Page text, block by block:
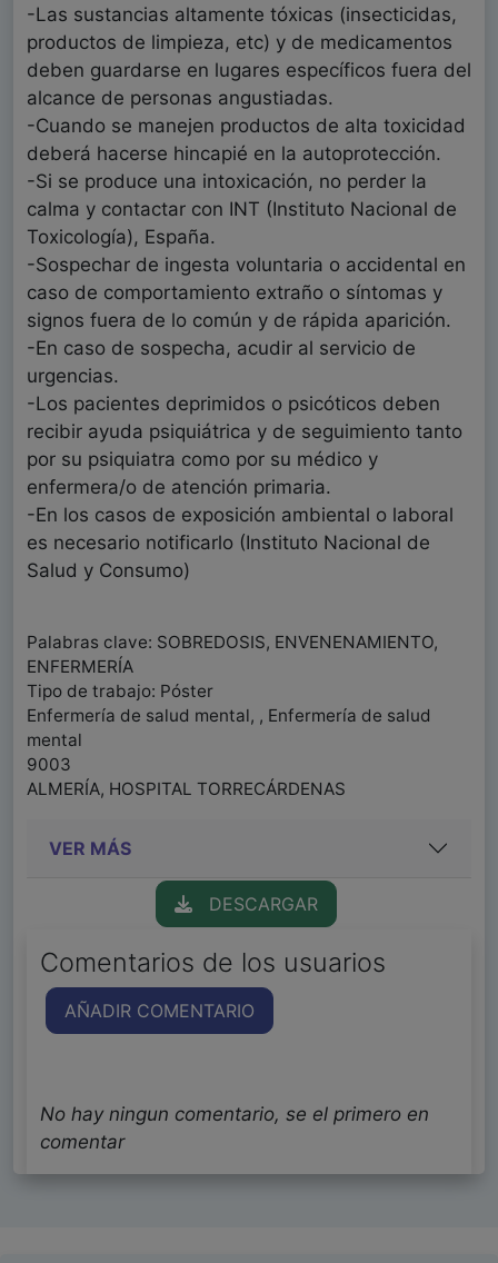
-Las sustancias altamente tóxicas (insecticidas,
productos de limpieza, etc) y de medicamentos
deben guardarse en lugares específicos fuera del
alcance de personas angustiadas.
-Cuando se manejen productos de alta toxicidad
deberá hacerse hincapié en la autoprotección.
-Si se produce una intoxicación, no perder la
calma y contactar con INT (Instituto Nacional de
Toxicología), España.
-Sospechar de ingesta voluntaria o accidental en
caso de comportamiento extraño o síntomas y
signos fuera de lo común y de rápida aparición.
-En caso de sospecha, acudir al servicio de
urgencias.
-Los pacientes deprimidos o psicóticos deben
recibir ayuda psiquiátrica y de seguimiento tanto
por su psiquiatra como por su médico y
enfermera/o de atención primaria.
-En los casos de exposición ambiental o laboral
es necesario notificarlo (Instituto Nacional de
Salud y Consumo)
Palabras clave: SOBREDOSIS, ENVENENAMIENTO,
ENFERMERÍA
Tipo de trabajo: Póster
Enfermería de salud mental, , Enfermería de salud
mental
9003
ALMERÍA, HOSPITAL TORRECÁRDENAS
VER MÁS
DESCARGAR
Comentarios de los usuarios
AÑADIR COMENTARIO
No hay ningun comentario, se el primero en
comentar